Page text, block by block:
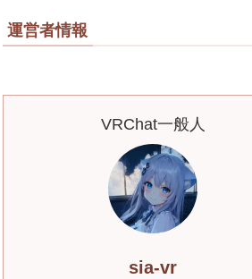
運営者情報
VRChat一般人
sia-vr